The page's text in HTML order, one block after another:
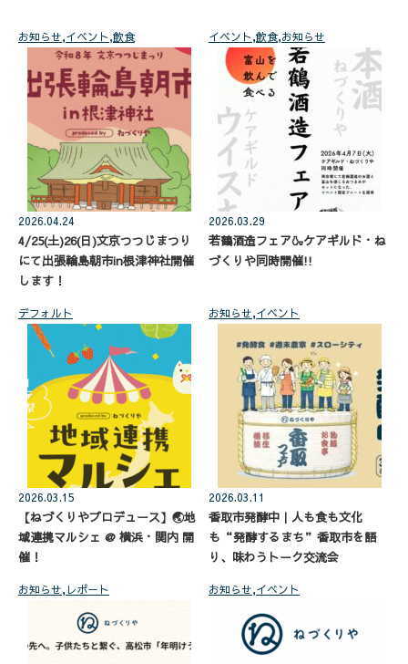
お知らせ,イベント,飲食
2026.04.24
4/25(土)26(日)文京つつじまつり
にて出張輪島朝市in根津神社開催
します！
イベント,飲食,お知らせ
2026.03.29
若鶴酒造フェア🍶ケアギルド・ね
づくりや同時開催!!
デフォルト
2026.03.15
【ねづくりやプロデュース】🌏地
域連携マルシェ @ 横浜・関内 開
催！
お知らせ,イベント
2026.03.11
香取市発酵中｜人も食も文化
も“発酵するまち”香取市を語
り、味わうトーク交流会
お知らせ, レポート お知らせ,イベント